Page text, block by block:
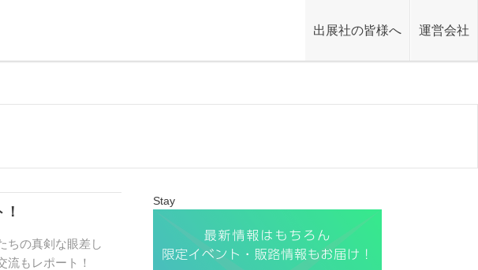
出展社の皆様へ 運営会社
ちの真剣な眼差し
流もレポート！
Stay